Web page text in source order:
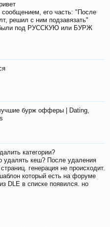
сообщением, его часть: "После
решил с ним подзавязать"
были под РУССКУЮ или БУРЖ
бурж офферы | Dating,
категории?
удалять кеш? После удаления
генерация не происходит.
который есть на форуме
DLE в списке появился. но